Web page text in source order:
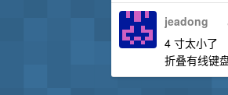
jeadong
4 寸太小了
折叠有线键